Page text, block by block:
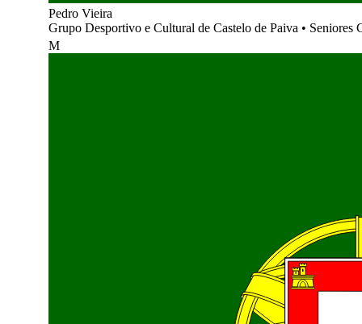
Pedro Vieira
Grupo Desportivo e Cultural de Castelo de Paiva • Seniores
M